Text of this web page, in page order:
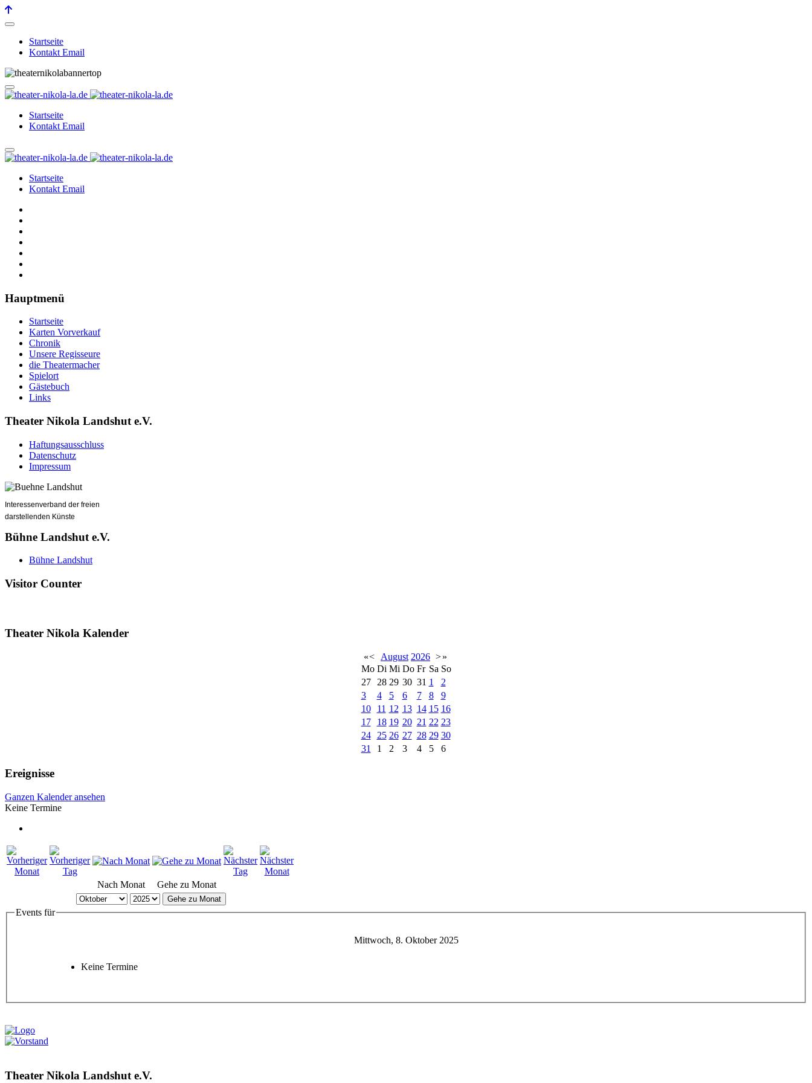
Startseite
Kontakt Email
Startseite
Kontakt Email
Startseite
Kontakt Email
Hauptmenü
Startseite
Karten Vorverkauf
Chronik
Unsere Regisseure
die Theatermacher
Spielort
Gästebuch
Links
Theater Nikola Landshut e.V.
Haftungsausschluss
Datenschutz
Impressum
Interessenverband der freien
darstellenden Künste
Bühne Landshut e.V.
Bühne Landshut
Visitor Counter
Theater Nikola Kalender
«< August 2026 >»
Mo Di Mi Do Fr Sa So
27
28 29 30 31 1
2
3
4 5 6 7 8
9
10
11 12 13 14 15 16
17
18 19 20 21 22 23
24
25 26 27 28 29 30
31
1 2 3 4 5 6
Ereignisse
Ganzen Kalender ansehen
Keine Termine
Nach Monat Gehe zu Monat
Gehe zu Monat
Events für
Mittwoch, 8. Oktober 2025
Keine Termine
Theater Nikola Landshut e.V.